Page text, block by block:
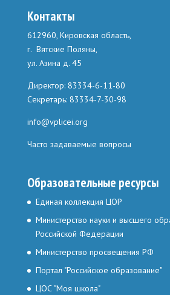
Контакты
612960, Кировская область,
г. Вятские Поляны,
ул. Азина д. 45
Директор: 83334-6-11-80
Секретарь: 83334-7-30-98
info@vplicei.org
Часто задаваемые вопросы
Образовательные ресурсы
Единая коллекция ЦОР
Министерство науки и высшего
Российской Федерации
Министерство просвещения РФ
Портал "Российское образование"
ЦОС "Моя школа"